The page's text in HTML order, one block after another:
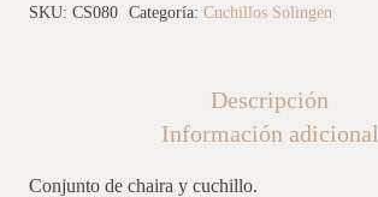
SKU: CS080 Categoría: Cuchillos Solingen
Descripción
Información adicional
Conjunto de chaira y cuchillo.